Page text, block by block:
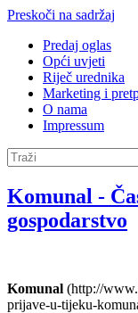
Preskoči na sadržaj
Predaj oglas
Opći uvjeti
Riječ urednika
Marketing i
O nama
Impressum
Komunal -
gospodarstvo
Komunal (http://
prijave-u-tijeku-